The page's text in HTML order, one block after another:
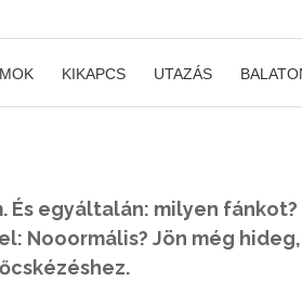
KIKAPCS UTAZÁS
És egyáltalán: milyen fánkot?
Nooormális? Jön még hideg,